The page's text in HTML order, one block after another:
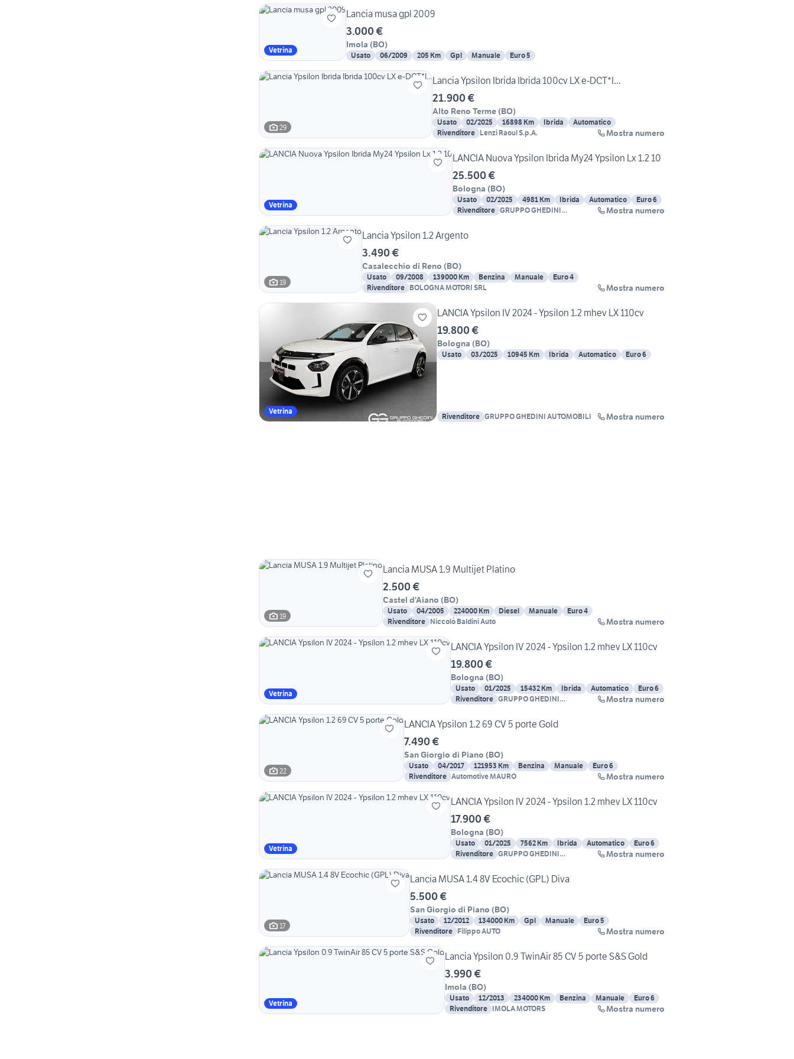
Vetrina
Lancia musa gpl 2009
3.000 €
Imola (BO)
Usato 06/2009 205 Km Gpl Manuale Euro 5
29
Lancia Ypsilon Ibrida Ibrida 100cv LX e-DCT*I...
21.900 €
Alto Reno Terme (BO)
Usato 02/2025 16898 Km Ibrida
Automatico
Rivenditore Lenzi Raoul S.p.A. Mostra numero
Vetrina
LANCIA Nuova Ypsilon Ibrida My24 Ypsilon Lx 1.2 10
25.500 €
Bologna (BO)
Usato 02/2025 4981 Km Ibrida Automatico
Euro 6
Rivenditore GRUPPO GHEDINI
Mostra numero
19
Lancia Ypsilon 1.2 Argento
3.490 €
Casalecchio di Reno (BO)
Usato 09/2008 139000 Km Benzina Manuale
Euro 4
Rivenditore BOLOGNA MOTORI SRL Mostra numero
Vetrina
LANCIA Ypsilon IV 2024 - Ypsilon 1.2 mhev LX 110cv
19.800 €
Bologna (BO)
Usato 03/2025 10945 Km Ibrida Automatico Euro 6
Rivenditore GRUPPO GHEDINI AUTOMOBILI Mostra numero
19
Lancia MUSA 1.9 Multijet Platino
2.500 €
Castel d'Aiano (BO)
Usato 04/2005 224000 Km Diesel Manuale
Euro 4
Rivenditore Niccolò Baldini Auto Mostra numero
Vetrina
LANCIA Ypsilon IV 2024 - Ypsilon 1.2 mhev LX 110cv
19.800 €
Bologna (BO)
Usato 01/2025 15432 Km Ibrida Automatico
Euro 6
Rivenditore GRUPPO GHEDINI
Mostra numero
22
LANCIA Ypsilon 1.2 69 CV 5 porte Gold
7.490 €
San Giorgio di Piano (BO)
Usato 04/2017 121953 Km Benzina Manuale
Euro 6
Rivenditore Automotive MAURO Mostra numero
Vetrina
LANCIA Ypsilon IV 2024 - Ypsilon 1.2 mhev LX 110cv
17.900 €
Bologna (BO)
Usato 01/2025 7562 Km Ibrida Automatico
Euro 6
Rivenditore GRUPPO GHEDINI
Mostra numero
17
Lancia MUSA 1.4 8V Ecochic (GPL) Diva
5.500 €
San Giorgio di Piano (BO)
Usato 12/2012 134000 Km Gpl Manuale
Euro 5
Rivenditore Filippo AUTO Mostra numero
Vetrina
Lancia Ypsilon 0.9 TwinAir 85 CV 5 porte S&S Gold
3.990 €
Imola (BO)
Usato 12/2013 234000 Km Benzina Manuale
Euro 6
Rivenditore IMOLA MOTORS Mostra numero